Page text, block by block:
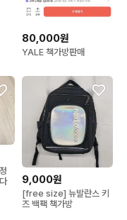
80,000원
YALE 책가방판매
9,000원
[free size] 뉴발란스 키
즈 백팩 책가방